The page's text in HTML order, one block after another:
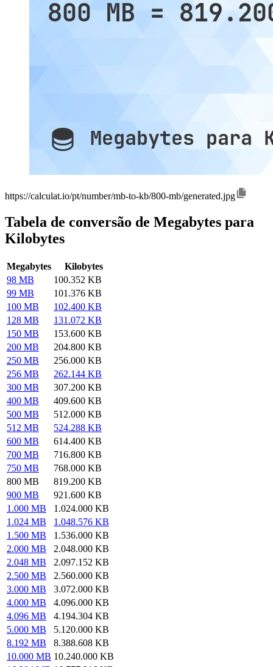
https://calculat.io/pt/number/mb-to-kb/800-mb/generated.jpg
Tabela de conversão de Megabytes para
Kilobytes
Megabytes
Kilobytes
98 MB
100.352 KB
99 MB
101.376 KB
100 MB
102.400 KB
128 MB
131.072 KB
150 MB
153.600 KB
200 MB
204.800 KB
250 MB
256.000 KB
256 MB
262.144 KB
300 MB
307.200 KB
400 MB
409.600 KB
500 MB
512.000 KB
512 MB
524.288 KB
600 MB
614.400 KB
700 MB
716.800 KB
750 MB
768.000 KB
800 MB
819.200 KB
900 MB
921.600 KB
1.000 MB
1.024.000 KB
1.024 MB
1.048.576 KB
1.500 MB
1.536.000 KB
2.000 MB
2.048.000 KB
2.048 MB
2.097.152 KB
2.500 MB
2.560.000 KB
3.000 MB
3.072.000 KB
4.000 MB
4.096.000 KB
4.096 MB
4.194.304 KB
5.000 MB
5.120.000 KB
8.192 MB
8.388.608 KB
10.000 MB 10.240.000 KB